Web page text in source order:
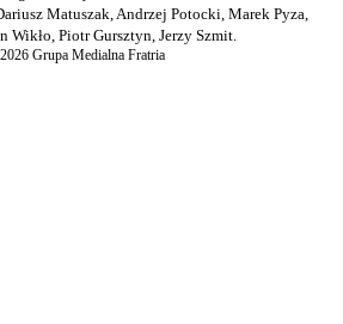
Matuszak, Andrzej Potocki, Marek Pyza,
Wikło, Piotr Gursztyn, Jerzy Szmit.
Grupa Medialna Fratria